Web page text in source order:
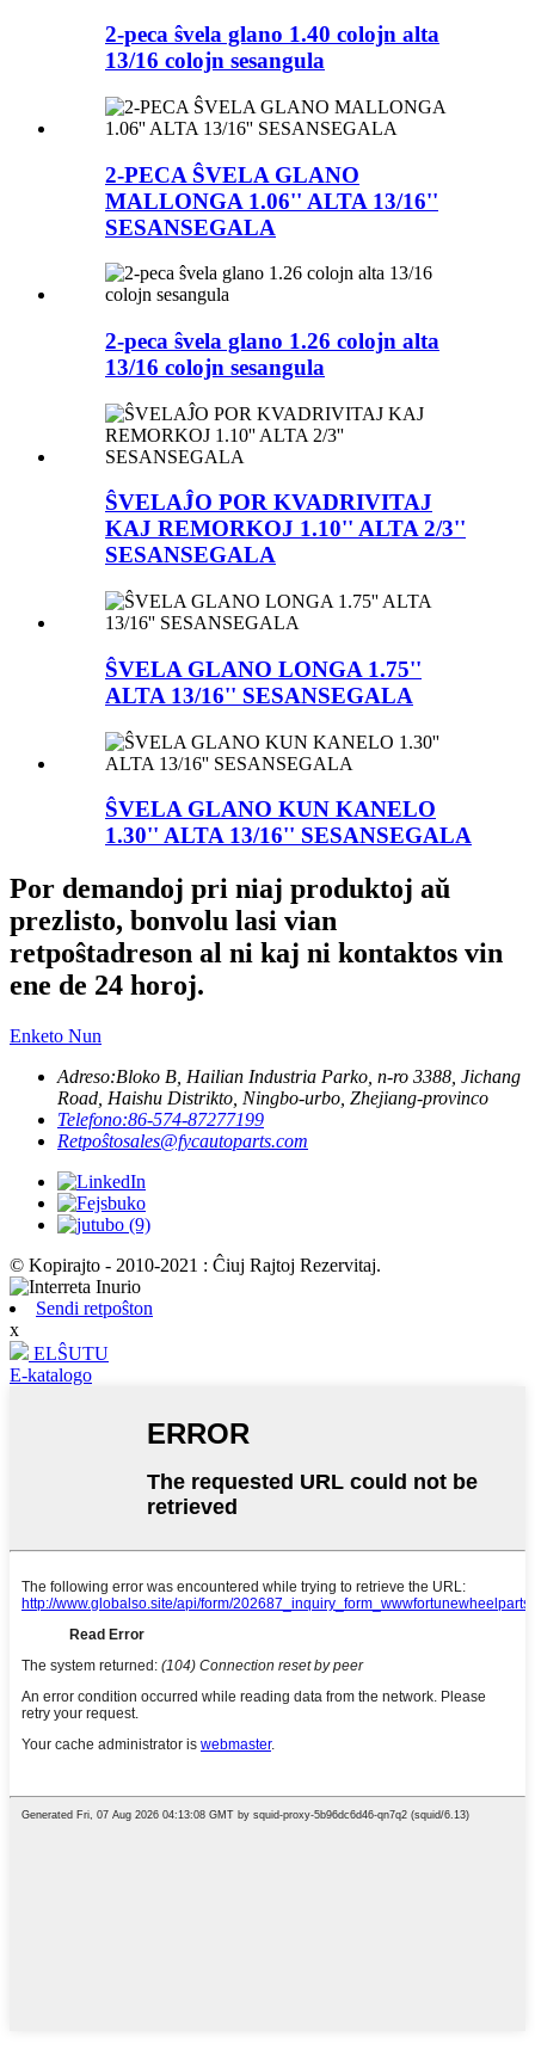
2-peca ŝvela glano 1.40 colojn alta
13/16 colojn sesangula
2-PECA ŜVELA GLANO
MALLONGA 1.06'' ALTA 13/16''
SESANSEGALA
2-peca ŝvela glano 1.26 colojn alta
13/16 colojn sesangula
ŜVELAĴO POR KVADRIVITAJ
KAJ REMORKOJ 1.10'' ALTA 2/3''
SESANSEGALA
ŜVELA GLANO LONGA 1.75''
ALTA 13/16'' SESANSEGALA
ŜVELA GLANO KUN KANELO
1.30'' ALTA 13/16'' SESANSEGALA
Por demandoj pri niaj produktoj aŭ
prezlisto, bonvolu lasi vian
retpoŝtadreson al ni kaj ni kontaktos vin
ene de 24 horoj.
Enketo Nun
Adreso:Bloko B, Hailian Industria Parko, n-ro 3388, Jichang
Road, Haishu Distrikto, Ningbo-urbo, Zhejiang-provinco
Telefono:86-574-87277199
Retpoŝtosales@fycautoparts.com
© Kopirajto - 2010-2021 : Ĉiuj Rajtoj Rezervitaj.
Sendi retpoŝton
x
ELŜUTU
E-katalogo